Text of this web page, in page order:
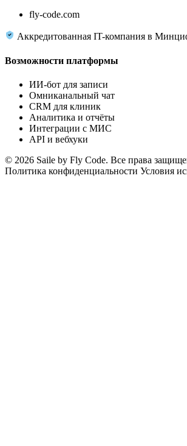
fly-code.com
Аккредитованная IT-компания в
Возможности платформы
ИИ-бот для записи
Омниканальный чат
CRM для клиник
Аналитика и отчёты
Интеграции с МИС
API и вебхуки
© 2026 Saile by Fly Code. Все права
Политика конфиденциальности Условия